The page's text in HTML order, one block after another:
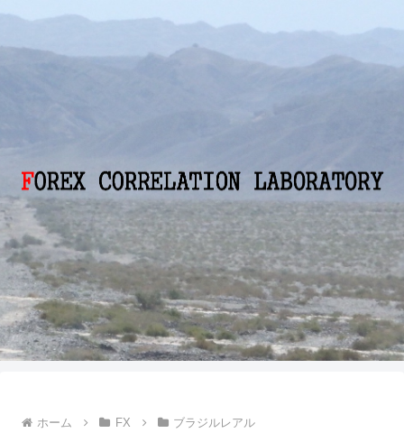
ホーム FX ブラジルレアル